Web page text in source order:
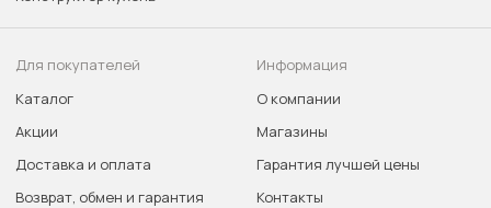
Для покупателей
Каталог
Акции
Доставка и оплата
Возврат, обмен и гарантия
Информация
О компании
Магазины
Гарантия лучшей цены
Контакты